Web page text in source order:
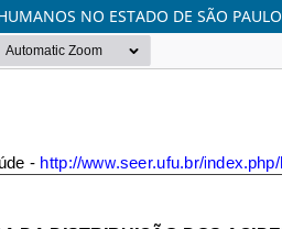
NO ESTADO DE SÃO PAULO